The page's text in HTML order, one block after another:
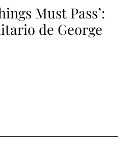
Must Pass’:
de George